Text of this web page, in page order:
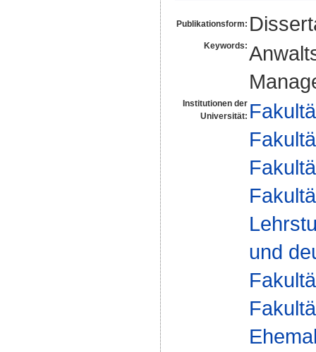
Publikationsform:
Keywords:
Institutionen der
Universität:
und